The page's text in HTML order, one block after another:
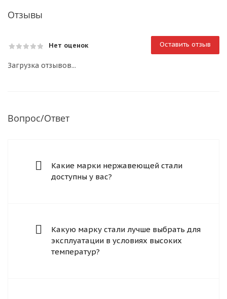
Отзывы
Нет оценок Оставить отзыв
Загрузка отзывов...
Вопрос/Ответ
Какие марки нержавеющей стали
доступны у вас?
Какую марку стали лучше выбрать для
эксплуатации в условиях высоких
температур?